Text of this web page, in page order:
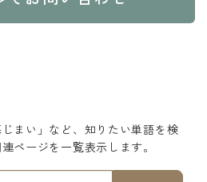
じまい」など、知りたい単語を検
ページを一覧表示します。